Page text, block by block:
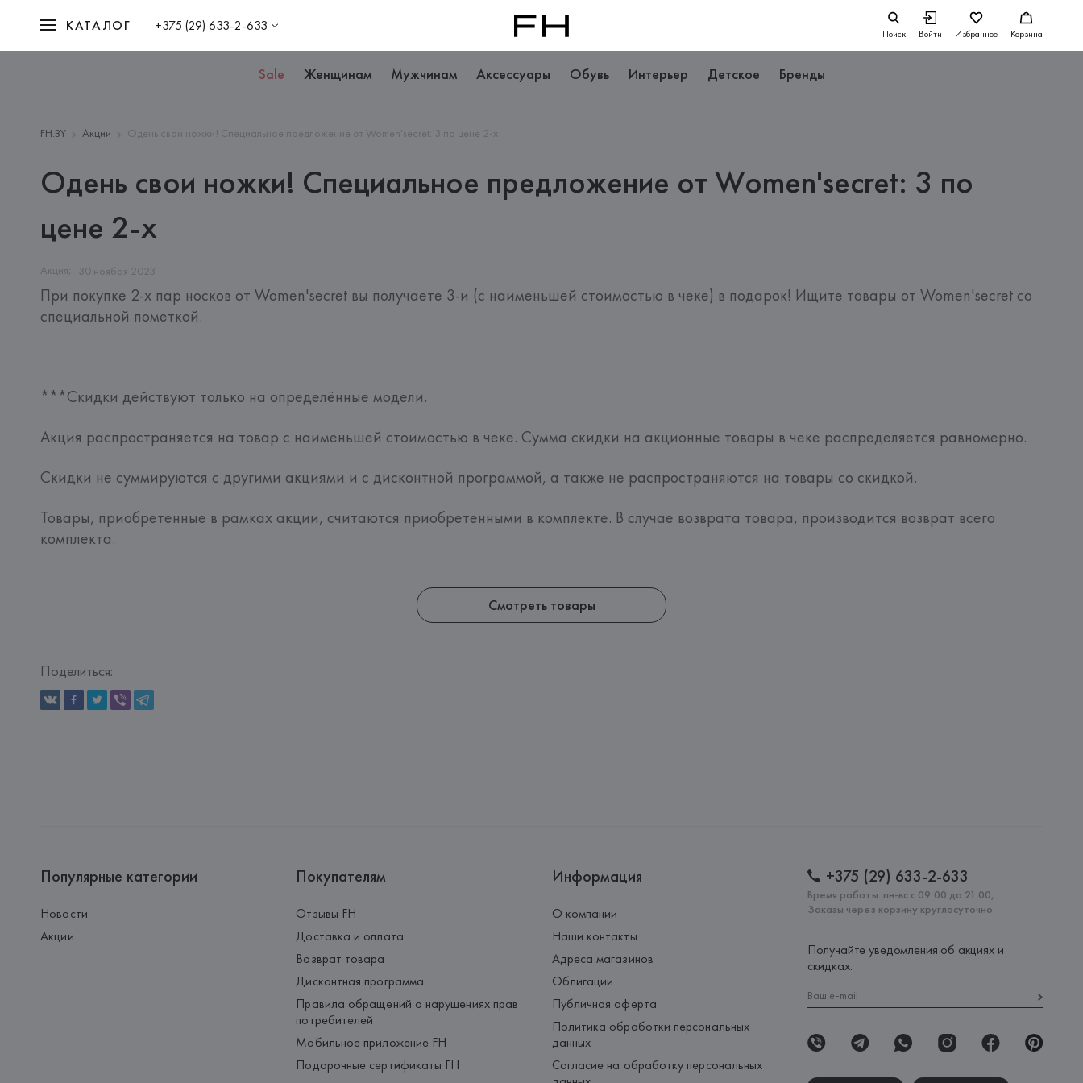
КАТАЛОГ +375 (29) 633-2-633 Поиск Войти Избранное Корзина
Sale Женщинам Мужчинам Аксессуары Обувь Интерьер Детское Бренды
FH.BY Акции Одень свои ножки! Специальное предложение от Women'secret: 3 по цене 2-х
Одень свои ножки! Специальное предложение от Women'secret: 3 по
цене 2-х
Акция; 30 ноября 2023
При покупке 2-х пар носков от Women'secret вы получаете 3-и (с наименьшей стоимостью в чеке) в подарок! Ищите товары от Women'secret со
специальной пометкой.
***Скидки действуют только на определённые модели.
Акция распространяется на товар с наименьшей стоимостью в чеке. Сумма скидки на акционные товары в чеке распределяется равномерно.
Скидки не суммируются с другими акциями и с дисконтной программой, а также не распространяются на товары со скидкой.
Товары, приобретенные в рамках акции, считаются приобретенными в комплекте. В случае возврата товара, производится возврат всего
комплекта.
Смотреть товары
Поделиться:
Популярные категории
Новости
Акции
Покупателям
Отзывы FH
Доставка и оплата
Возврат товара
Дисконтная программа
Правила обращений о нарушениях прав
потребителей
Мобильное приложение FH
Подарочные сертификаты FH
Информация
О компании
Наши контакты
Адреса магазинов
Облигации
Публичная оферта
Политика обработки персональных
данных
Согласие на обработку персональных
+375 (29) 633-2-633
Время работы: пн-вс с 09:00 до 21:00,
Заказы через корзину круглосуточно
Получайте уведомления об акциях и
скидках: